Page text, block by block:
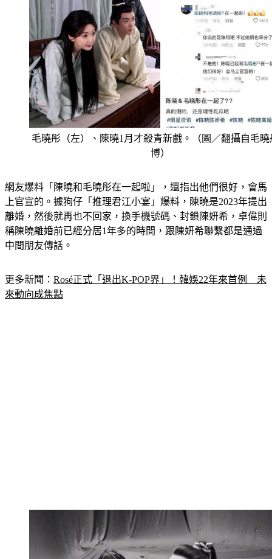
毛曉彤（左）、陳曉1月才殺青新戲。（圖／翻攝自毛曉
博）
網友爆料「陳曉和毛曉彤在一起啦」，還指出他們很好，會馬
上官宣的。據狗仔「推理君江小宴」爆料，陳曉是2023年提出
離婚，然後就再也不回家，換手機號碼、封鎖陳妍希，卓偉則
稱陳曉離婚前已經分居1年多的時間，跟陳妍希聯繫都是通過
中間朋友傳話。
更多新聞： Rosé正式「退出K-POP界」！韓娛22年來首例　未
來動向成焦點